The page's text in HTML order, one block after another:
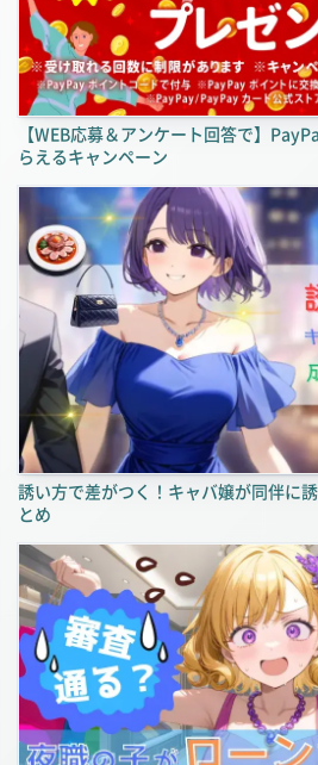
【WEB応募＆アンケート回答で】
らえるキャンペーン
誘い方で差がつく！キャバ嬢が同伴に
とめ